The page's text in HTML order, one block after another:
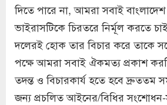
দিতে পারে না, আমরা সবাই
ভাইরাসটিকে চিরতরে নির্মূল করতে
দলেরই হোক তার বিচার করে তাকে
পক্ষে আমরা সবাই ঐকমত্য প্রকাশ
তদন্ত ও বিচারকার্য হতে হবে দ্রুততম
জন্য প্রচলিত আইনের/বিধির